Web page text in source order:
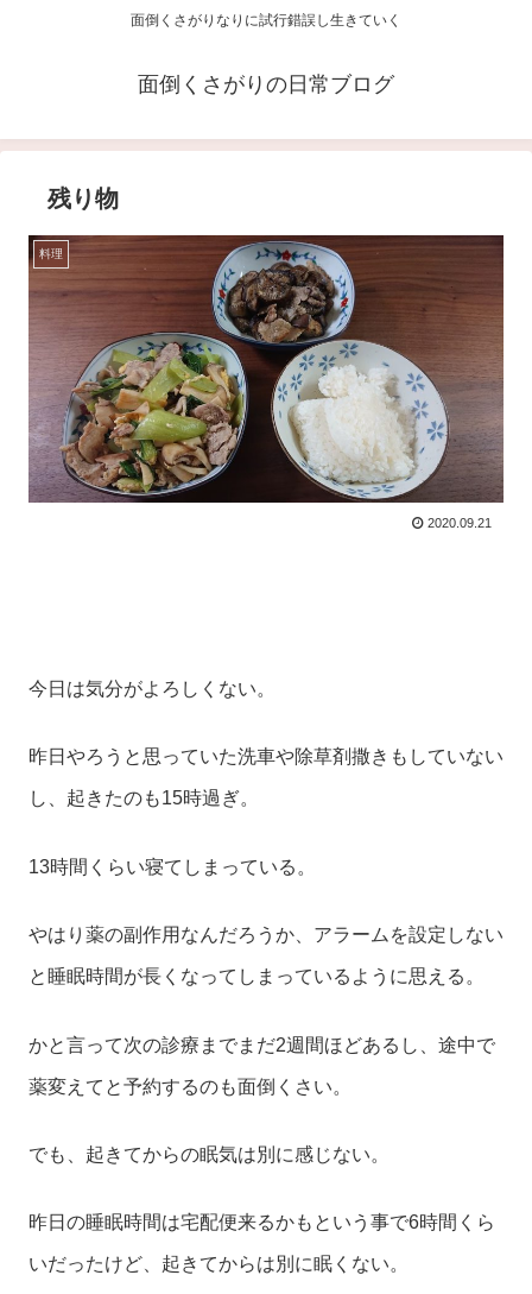
面倒くさがりなりに試行錯誤し生きていく
面倒くさがりの日常ブログ
残り物
料理
2020.09.21
今日は気分がよろしくない。
昨日やろうと思っていた洗車や除草剤撒きもしていない
し、起きたのも15時過ぎ。
13時間くらい寝てしまっている。
やはり薬の副作用なんだろうか、アラームを設定しない
と睡眠時間が長くなってしまっているように思える。
かと言って次の診療までまだ2週間ほどあるし、途中で
薬変えてと予約するのも面倒くさい。
でも、起きてからの眠気は別に感じない。
昨日の睡眠時間は宅配便来るかもという事で6時間くら
いだったけど、起きてからは別に眠くない。